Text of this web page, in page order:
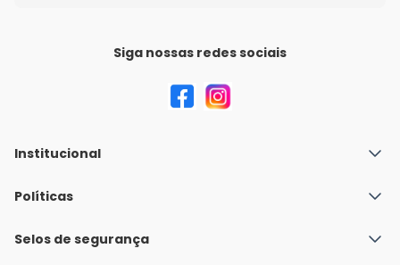
Siga nossas redes sociais
Institucional
Quem Somos
Nossas lojas
Políticas
Política de Envio
Selos de segurança